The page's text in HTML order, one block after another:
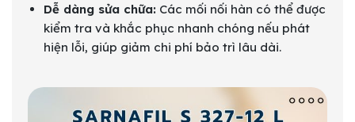
Dễ dàng sửa chữa: Các mối nối hàn có thể được
kiểm tra và khắc phục nhanh chóng nếu phát
hiện lỗi, giúp giảm chi phí bảo trì lâu dài.